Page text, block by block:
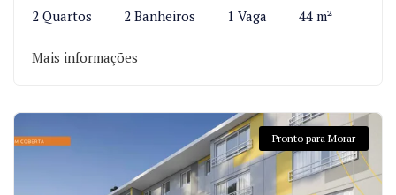
2 Quartos 2 Banheiros 1 Vaga 44 m²
Mais informações
Pronto para Morar